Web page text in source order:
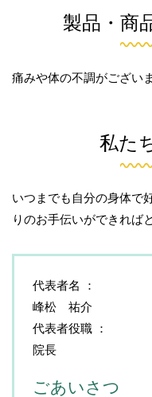
製品・商
痛みや体の不調がござい
私た
いつまでも自分の身体で
りのお手伝いができれば
代表者名
峰松 祐介
代表者役職
院長
ごあいさつ